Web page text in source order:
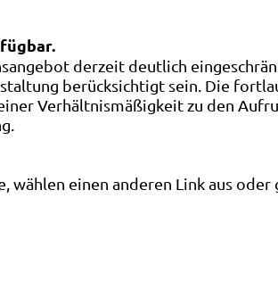
derzeit deutlich
berücksichtigt sein. Die
Verhältnismäßigkeit zu den
einen anderen Link aus